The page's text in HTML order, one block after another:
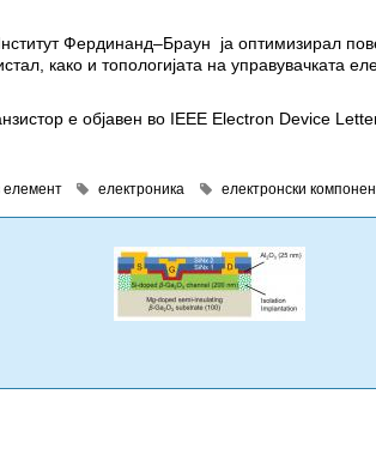
Фердинанд–Браун ја оптимизирал
како и топологијата на управувачката
е објавен во IEEE Electron Device
елемент електроника електронски